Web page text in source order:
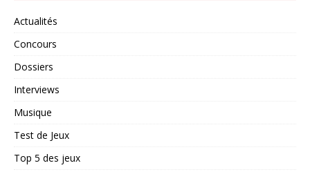
Actualités
Concours
Dossiers
Interviews
Musique
Test de Jeux
Top 5 des jeux